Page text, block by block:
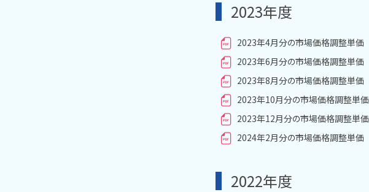
2023年度
2023年4月分の市場価格調整単価
2023年6月分の市場価格調整単価
2023年8月分の市場価格調整単価
2023年10月分の市場価格調整単価
2023年12月分の市場価格調整単価
2024年2月分の市場価格調整単価
2022年度